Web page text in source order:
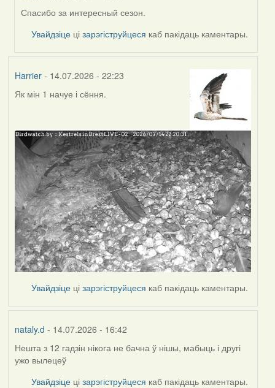
In
reply
by
Спасибо за интересный сезон.
Увайдзіце цізарэгіструйцеся каб пакідаць каментары.
Harrier- 14.07.2026 - 22:23
Як мін 1 начуе і сёння.
Увайдзіце цізарэгіструйцеся каб пакідаць каментары.
nataly.d - 14.07.2026 - 16:42
Нешта з 12 гадзін нікога не бачна ў нішы, мабыць і другі
ужо вылецеў
Увайдзіце цізарэгіструйцеся каб пакідаць каментары.